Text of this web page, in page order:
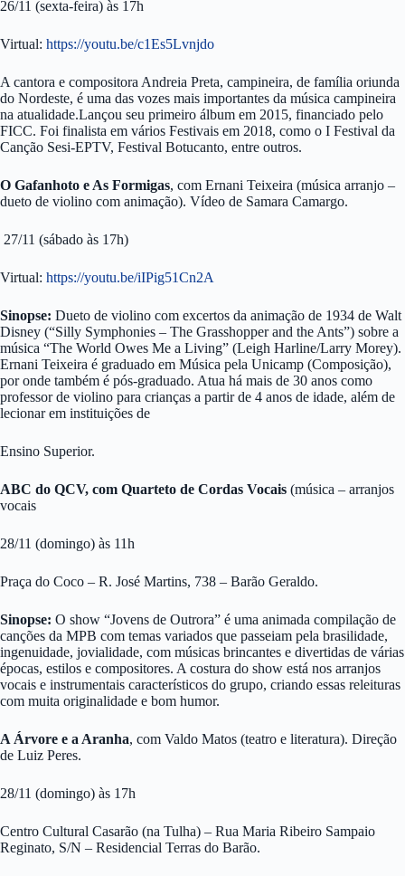
26/11 (sexta-feira) às 17h
Virtual: https://youtu.be/c1Es5Lvnjdo
A cantora e compositora Andreia Preta, campineira, de família oriunda
do Nordeste, é uma das vozes mais importantes da música campineira
na atualidade.Lançou seu primeiro álbum em 2015, financiado pelo
FICC. Foi finalista em vários Festivais em 2018, como o I Festival da
Canção Sesi-EPTV, Festival Botucanto, entre outros.
O Gafanhoto e As Formigas, com Ernani Teixeira (música arranjo –
dueto de violino com animação). Vídeo de Samara Camargo.
27/11 (sábado às 17h)
Virtual: https://youtu.be/iIPig51Cn2A
Sinopse: Dueto de violino com excertos da animação de 1934 de Walt
Disney (“Silly Symphonies – The Grasshopper and the Ants”) sobre a
música “The World Owes Me a Living” (Leigh Harline/Larry Morey).
Ernani Teixeira é graduado em Música pela Unicamp (Composição),
por onde também é pós-graduado. Atua há mais de 30 anos como
professor de violino para crianças a partir de 4 anos de idade, além de
lecionar em instituições de
Ensino Superior.
ABC do QCV, com Quarteto de Cordas Vocais (música – arranjos
vocais
28/11 (domingo) às 11h
Praça do Coco – R. José Martins, 738 – Barão Geraldo.
Sinopse: O show “Jovens de Outrora” é uma animada compilação de
canções da MPB com temas variados que passeiam pela brasilidade,
ingenuidade, jovialidade, com músicas brincantes e divertidas de várias
épocas, estilos e compositores. A costura do show está nos arranjos
vocais e instrumentais característicos do grupo, criando essas releituras
com muita originalidade e bom humor.
A Árvore e a Aranha, com Valdo Matos (teatro e literatura). Direção
de Luiz Peres.
28/11 (domingo) às 17h
Centro Cultural Casarão (na Tulha) – Rua Maria Ribeiro Sampaio
Reginato, S/N – Residencial Terras do Barão.